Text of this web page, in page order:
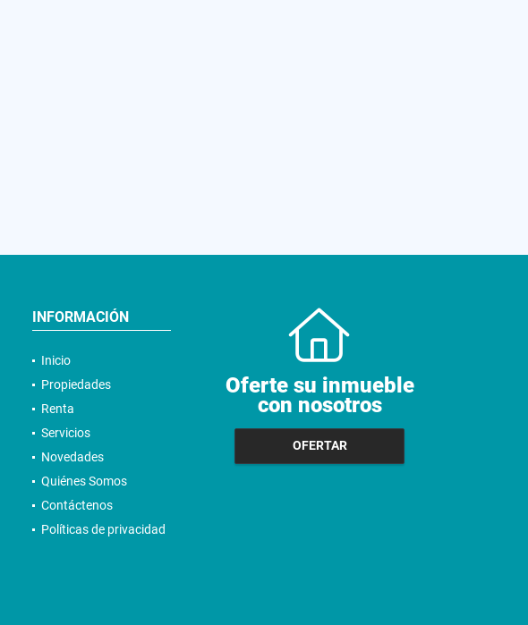
INFORMACIÓN
Inicio
Propiedades
Renta
Servicios
Novedades
Quiénes Somos
Contáctenos
Políticas de privacidad
Oferte su inmueble
con nosotros
OFERTAR